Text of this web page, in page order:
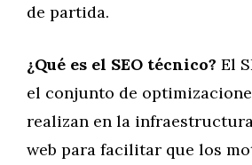
de partida.
¿Qué es el SEO técnico? El
el conjunto de
realizan en la
web para facilitar que los